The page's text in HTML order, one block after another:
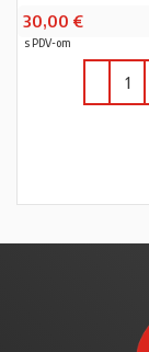
30,00 €
s PDV-om